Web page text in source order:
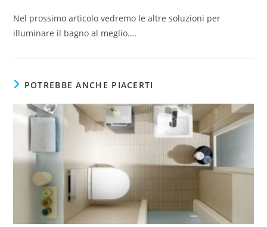
Nel prossimo articolo vedremo le altre soluzioni per
illuminare il bagno al meglio….
POTREBBE ANCHE PIACERTI